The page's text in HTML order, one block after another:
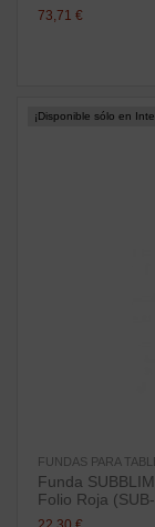
73,71 €
¡Disponible sólo en
FUNDAS PARA
Funda
Folio Roja